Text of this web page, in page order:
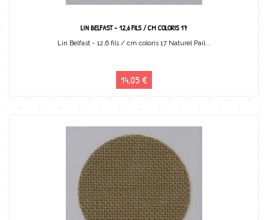
LIN BELFAST - 12,6 FILS / CM COLORIS 17
Lin Belfast - 12,6 fils / cm coloris 17 Naturel Pail...
14,05 €